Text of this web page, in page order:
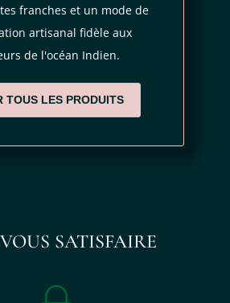
franches et un mode de
artisanal fidèle aux
de l'océan Indien.
TOUS LES PRODUITS
SATISFAIRE